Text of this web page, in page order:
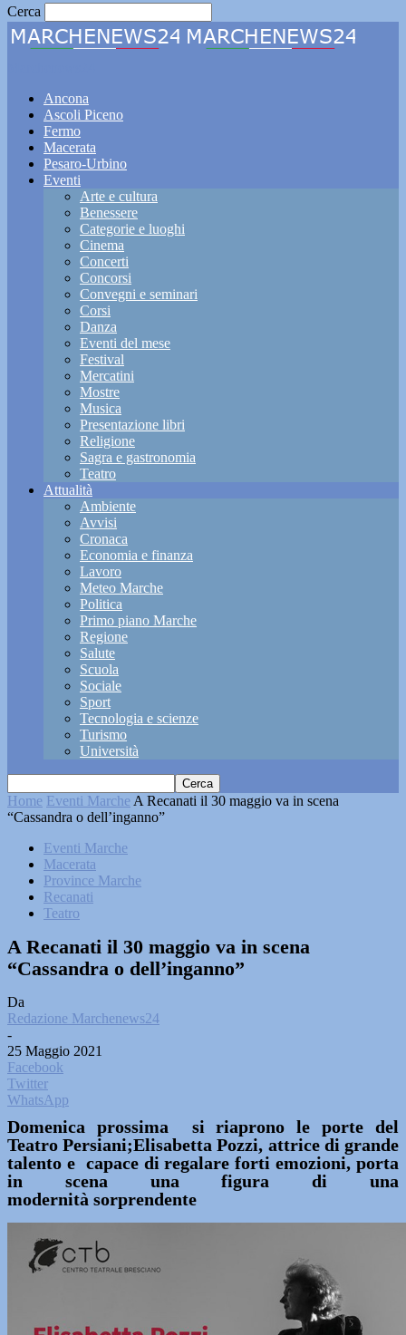
Cerca
Ancona
Ascoli Piceno
Fermo
Macerata
Pesaro-Urbino
Eventi
Arte e cultura
Benessere
Categorie e luoghi
Cinema
Concerti
Concorsi
Convegni e seminari
Corsi
Danza
Eventi del mese
Festival
Mercatini
Mostre
Musica
Presentazione libri
Religione
Sagra e gastronomia
Teatro
Attualità
Ambiente
Avvisi
Cronaca
Economia e finanza
Lavoro
Meteo Marche
Politica
Primo piano Marche
Regione
Salute
Scuola
Sociale
Sport
Tecnologia e scienze
Turismo
Università
Home Eventi Marche A Recanati il 30 maggio va in scena
“Cassandra o dell’inganno”
Eventi Marche
Macerata
Province Marche
Recanati
Teatro
A Recanati il 30 maggio va in scena
“Cassandra o dell’inganno”
Da
Redazione Marchenews24
-
25 Maggio 2021
Facebook
Twitter
WhatsApp
Domenica prossima si riaprono le porte del
Teatro Persiani;Elisabetta Pozzi, attrice di grande
talento e capace di regalare forti emozioni, porta
in scena una figura di una
modernità sorprendente